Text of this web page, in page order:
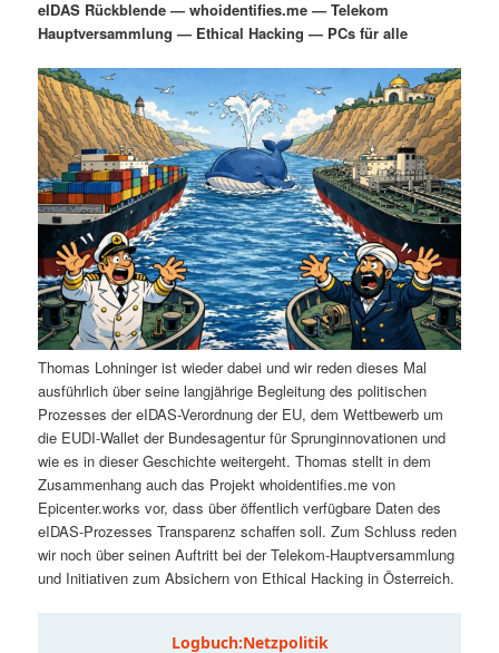
m
ä
r
e
n
I
n
h
a
l
t
s
u
n
d
ä
r
e
n
I
n
h
a
s
n
a
v
i
g
a
t
i
o
n
eIDAS Rückblende — whoidentifies.me — Telekom
Hauptversammlung — Ethical Hacking — PCs für alle
Thomas Lohninger ist wieder dabei und wir reden dieses Mal
ausführlich über seine langjährige Begleitung des politischen
Prozesses der eIDAS-Verordnung der EU, dem Wettbewerb um
die EUDI-Wallet der Bundesagentur für Sprunginnovationen und
wie es in dieser Geschichte weitergeht. Thomas stellt in dem
Zusammenhang auch das Projekt whoidentifies.me von
Epicenter.works vor, dass über öffentlich verfügbare Daten des
eIDAS-Prozesses Transparenz schaffen soll. Zum Schluss reden
wir noch über seinen Auftritt bei der Telekom-Hauptversammlung
und Initiativen zum Absichern von Ethical Hacking in Österreich.